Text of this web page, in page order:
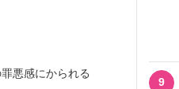
悪感にかられる
9